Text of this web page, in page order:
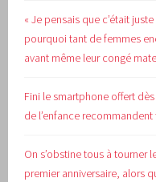
« Je pensais que c’était
pourquoi tant de femmes
avant même leur congé
Fini le smartphone offert
de l’enfance
On s’obstine tous à tourner
premier anniversaire, alors